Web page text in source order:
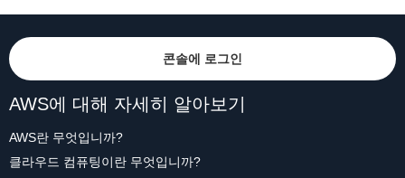
콘솔에 로그인
AWS에 대해 자세히 알아보기
AWS란 무엇입니까?
클라우드 컴퓨팅이란 무엇입니까?